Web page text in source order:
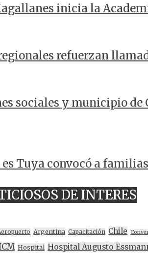
inicia la
refuerzan
sociales y municipio
es Tuya convocó a
DE INTERES
Argentina Capacitación Chile
Hospital Hospital Augusto